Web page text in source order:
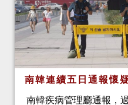
南韓連續五日通報懷
南韓疾病管理廳通報，